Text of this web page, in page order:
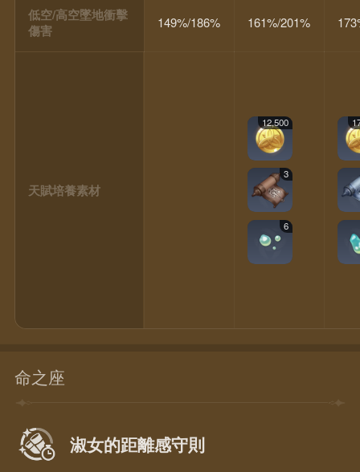
低空/高空墜地衝擊
傷害
149%/186% 161%/201%
天賦培養素材
12,500
3
6
命之座
淑女的距離感守則